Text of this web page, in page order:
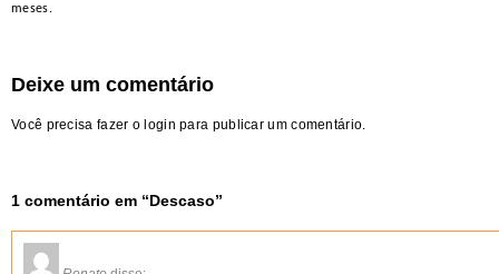
meses.
Deixe um comentário
Você precisa fazer o login para publicar um comentário.
1 comentário em “Descaso”